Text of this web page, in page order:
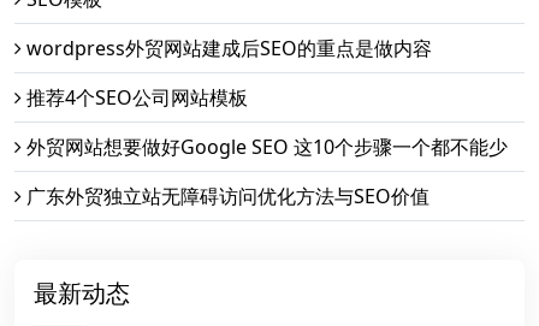
wordpress外贸网站建成后SEO的重点是做内容
推荐4个SEO公司网站模板
外贸网站想要做好Google SEO 这10个步骤一个都不能少
广东外贸独立站无障碍访问优化方法与SEO价值
最新动态